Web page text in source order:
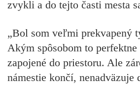
zvykli a do tejto časti mesta
„Bol som veľmi prekvapený
Akým spôsobom to
zapojené do priestoru. Ale
námestie končí, nenadväzuje